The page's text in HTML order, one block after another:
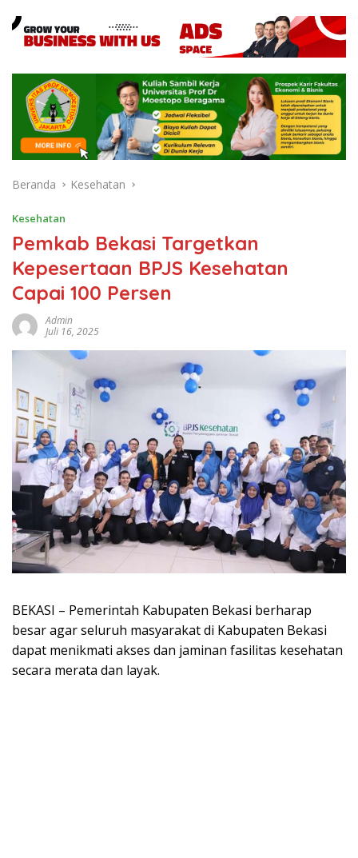
Beranda Kesehatan
Kesehatan
Pemkab Bekasi Targetkan
Kepesertaan BPJS Kesehatan
Capai 100 Persen
Admin
Juli 16, 2025
BEKASI – Pemerintah Kabupaten Bekasi berharap
besar agar seluruh masyarakat di Kabupaten Bekasi
dapat menikmati akses dan jaminan fasilitas kesehatan
secara merata dan layak.